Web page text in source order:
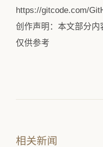
https://gitcode.com/
创作声明：本文部分内
仅供参考
相关新闻